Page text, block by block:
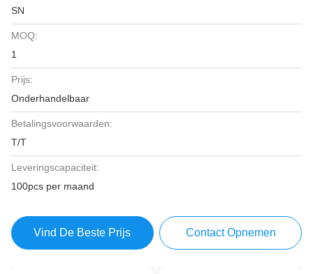
SN
MOQ:
1
Prijs:
Onderhandelbaar
Betalingsvoorwaarden:
T/T
Leveringscapaciteit:
100pcs per maand
Vind De Beste Prijs Contact Opnemen